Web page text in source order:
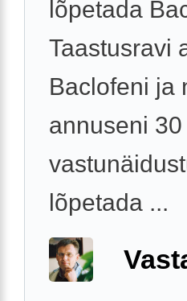
lõpetada
Taastusravi
Baclofeni ja
annuseni
lõpetada ...